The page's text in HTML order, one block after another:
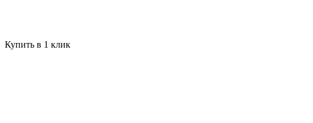
Купить в 1 клик